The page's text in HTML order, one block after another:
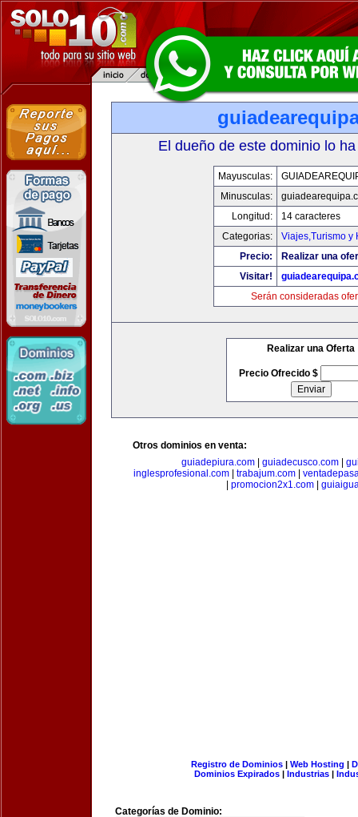
El dueño de este dominio lo
Mayusculas:
Minusculas:
Longitud:
14 caracteres
Categorias:
Viajes,Turismo y
Precio:
Realizar una
Visitar!
Serán consideradas
Realizar una Oferta
Precio Ofrecido $
Otros dominios en venta:
guiadepiura.com| guiadecusco.com|
inglesprofesional.com| trabajum.com|
promocion2x1.com
Registro de Dominios| Web Hosting |
Dominios Expirados | Industrias |
Categorías de Dominio: